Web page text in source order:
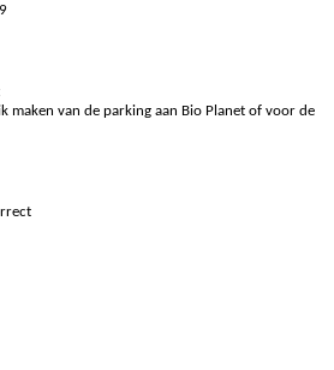
maken van de parking aan Bio Planet of voor de